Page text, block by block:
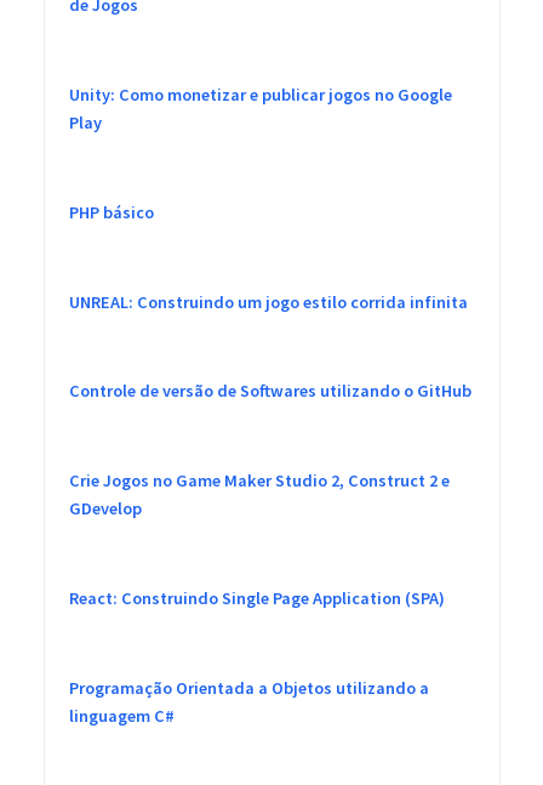
de Jogos
Unity: Como monetizar e publicar jogos no Google
Play
PHP básico
UNREAL: Construindo um jogo estilo corrida infinita
Controle de versão de Softwares utilizando o GitHub
Crie Jogos no Game Maker Studio 2, Construct 2 e
GDevelop
React: Construindo Single Page Application (SPA)
Programação Orientada a Objetos utilizando a
linguagem C#